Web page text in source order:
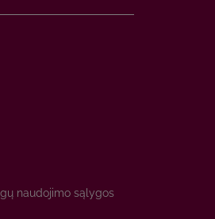
naudojimo sąlygos